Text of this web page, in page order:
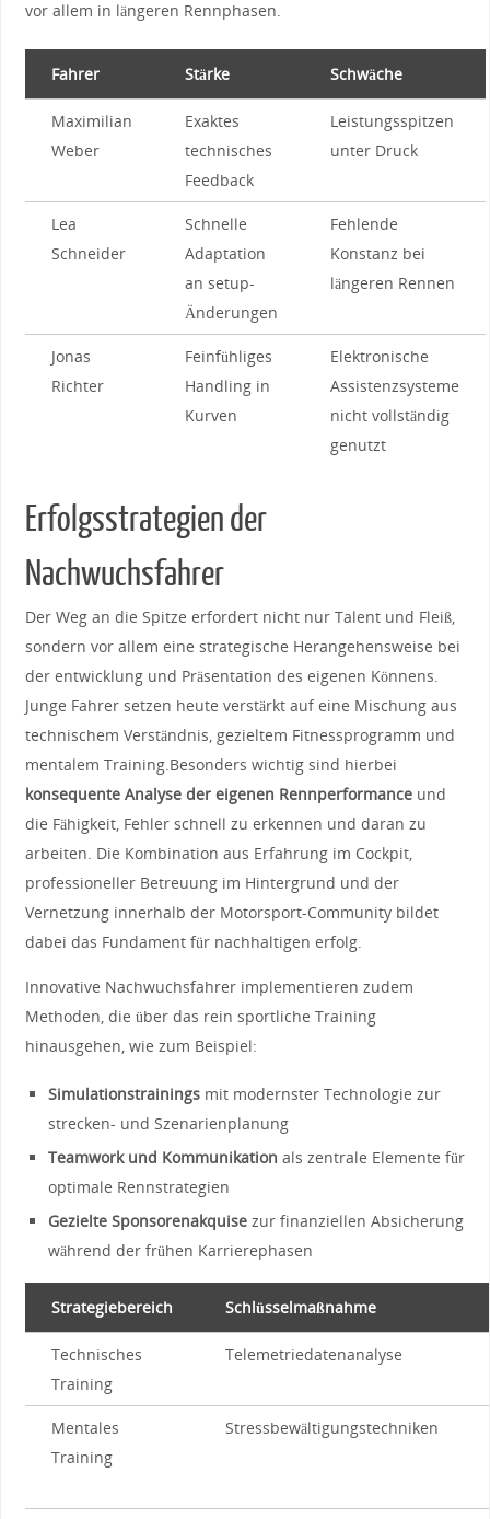
vor allem‍ in​ längeren ​Rennphasen.
Fahrer Stärke Schwäche
Maximilian⁣
Weber
Exaktes
technisches
⁣Feedback
Leistungsspitzen
⁢unter Druck
Lea
Schneider
Schnelle
Adaptation
an setup-
Änderungen
Fehlende
Konstanz bei
längeren Rennen
Jonas
Richter
Feinfühliges
⁢Handling in
Kurven
Elektronische
⁢Assistenzsysteme‍
nicht vollständig
genutzt
Erfolgsstrategien ⁣der
Nachwuchsfahrer
Der Weg an die Spitze⁢ erfordert nicht nur ‍Talent und Fleiß,
sondern ⁣vor allem eine strategische Herangehensweise ‌bei
der entwicklung und⁣ Präsentation des eigenen Könnens.‌
Junge Fahrer setzen⁢ heute verstärkt⁤ auf eine‍ Mischung​ aus
technischem Verständnis, gezieltem ‍Fitnessprogramm und
mentalem Training.Besonders wichtig sind hierbei
konsequente Analyse‌ der ​eigenen Rennperformanceund
‍die Fähigkeit, Fehler schnell zu erkennen und daran zu
arbeiten. Die Kombination ‍aus Erfahrung im Cockpit,‌
professioneller Betreuung ‌im ⁣Hintergrund⁢ und der
Vernetzung innerhalb ‍der Motorsport-Community bildet
dabei​ das​ Fundament für⁤ nachhaltigen erfolg.
Innovative Nachwuchsfahrer ‍implementieren zudem
Methoden, die ‌über das rein⁢ sportliche Training
hinausgehen, wie zum Beispiel:
Simulationstrainings ‌mit‍ modernster Technologie zur
strecken-‍ und Szenarienplanung
Teamwork und ‌Kommunikation als⁣ zentrale Elemente für
optimale Rennstrategien
Gezielte Sponsorenakquise zur finanziellen Absicherung
während der frühen‌ Karrierephasen
Strategiebereich Schlüsselmaßnahme
Technisches
Training
Telemetriedatenanalyse
Mentales
⁤Training
Stressbewältigungstechniken